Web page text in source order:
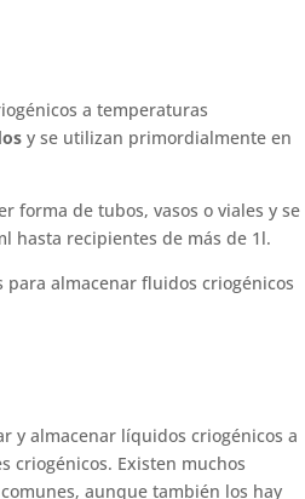
a temperaturas
y se utilizan primordialmente en
forma de tubos, vasos o viales y se
hasta recipientes de más de 1l.
para almacenar fluidos criogénicos
y almacenar líquidos criogénicos a
criogénicos. Existen muchos
aunque también los hay